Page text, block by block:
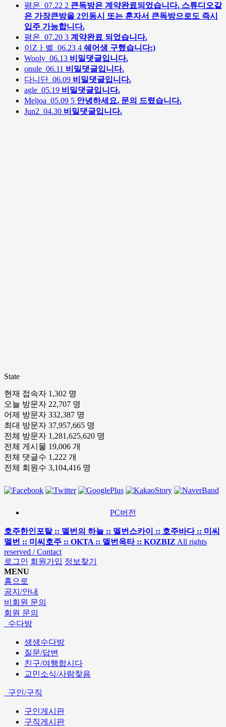
평온 07.22 2 큰독방은 계약완료되었습니다. 스튜디오같
은 가장큰방을 2인동시 또는 혼자서 큰독방으로도 즉시
입주 가능합니다.
평온 07.20 3 계약완료 되었습니다.
이Zㅏ벨 06.23 4 쉐어생 구했습니다:)
Wooly 06.13 비밀댓글입니다.
onule 06.11 비밀댓글입니다.
다니단 06.09 비밀댓글입니다.
agle 05.19 비밀댓글입니다.
Meljoa 05.09 5 안녕하세요. 문의 드렸습니다.
Jun2 04.30 비밀댓글입니다.
State
현재 접속자 1,302 명
오늘 방문자 22,707 명
어제 방문자 332,387 명
최대 방문자 37,957,665 명
전체 방문자 1,281,625,620 명
전체 게시물 19,006 개
전체 댓글수 1,222 개
전체 회원수 3,104,416 명
PC버전
호주한인포탈 :: 멜번의 하늘 :: 멜번스카이 :: 호주바다 :: 미씨
멜번 :: 미씨호주 :: OKTA :: 멜번옥타 :: KOZBIZ All rights
reserved / Contact
로그인 회원가입 정보찾기
MENU
홈으로
공지/안내
비회원 문의
회원 문의
수다방
생생수다방
질문/답변
친구/여행합시다
교민소식/사람찾음
구인/구직
구인게시판
구직게시판